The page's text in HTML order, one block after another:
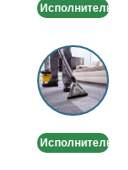
Исполнитель
Химчистка
ковров
на
дому/
Исполнитель